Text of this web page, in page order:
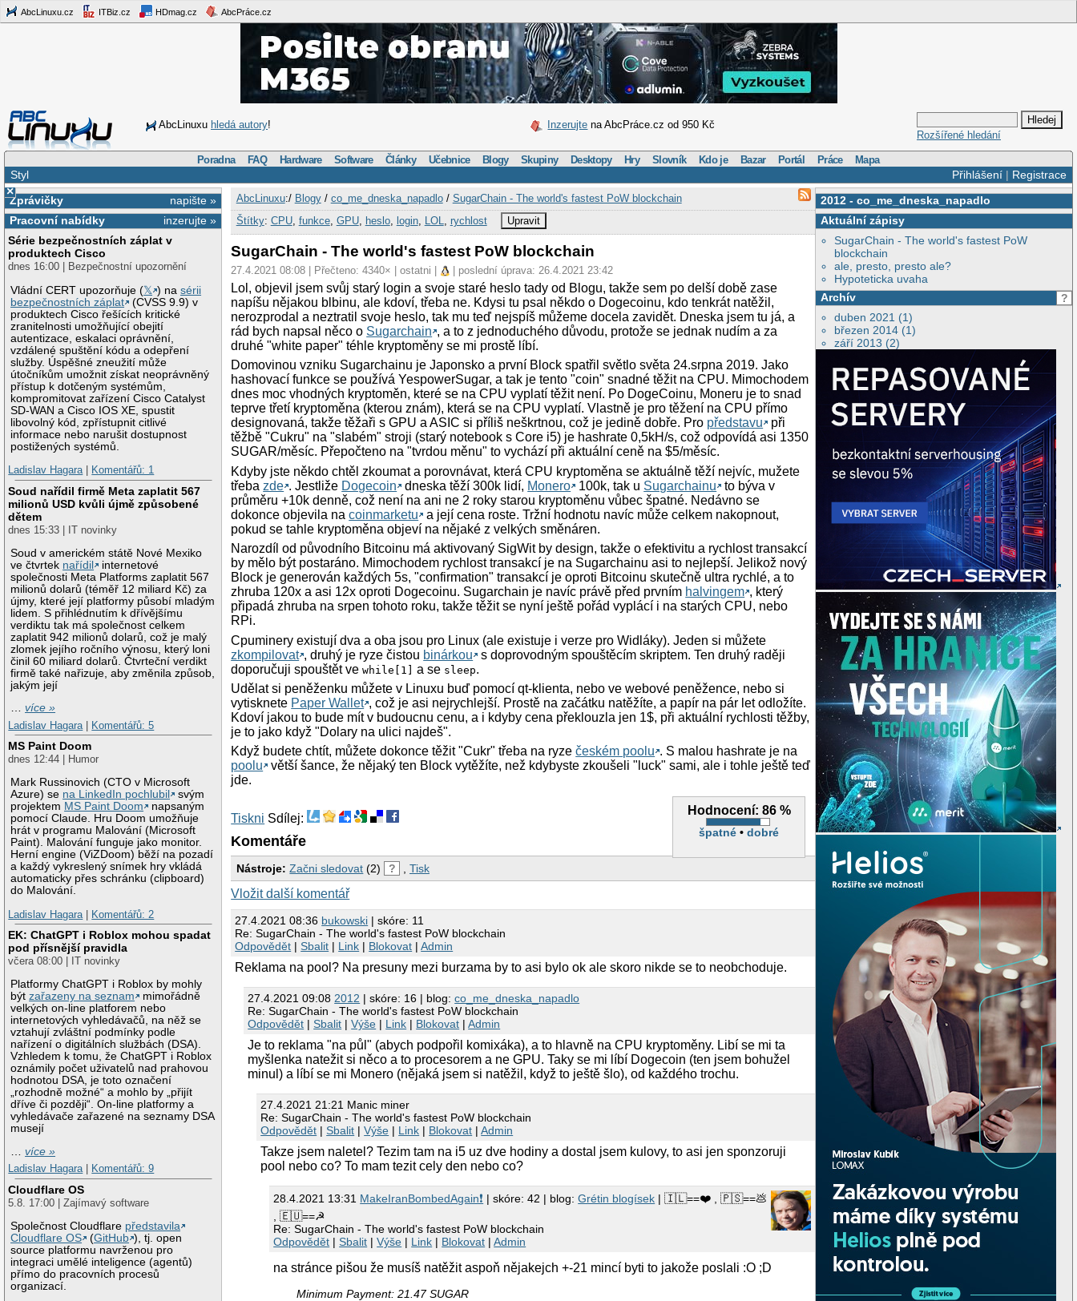
AbcLinuxu.cz ITBiz.cz HDmag.cz AbcPráce.cz
AbcLinuxu hledá autory! Inzerujte na AbcPráce.cz od 950 Kč
Rozšířené hledání
Poradna FAQ Hardware Software Články Učebnice Blogy Skupiny Desktopy Hry Slovník Kdo je Bazar Portál Práce Mapa
Přihlášení| Registrace
Styl
×
napište »
Zprávičky
inzerujte »
Pracovní nabídky
Série bezpečnostních záplat v
produktech Cisco
dnes 16:00 | Bezpečnostní upozornění
Vládní CERT upozorňuje (𝕏 ) nasérii
bezpečnostních záplat
(CVSS 9.9) v
produktech Cisco řešících kritické
zranitelnosti umožňující obejití
autentizace, eskalaci oprávnění,
vzdálené spuštění kódu a odepření
služby. Úspěšné zneužití může
útočníkům umožnit získat neoprávněný
přístup k dotčeným systémům,
kompromitovat zařízení Cisco Catalyst
SD-WAN a Cisco IOS XE, spustit
libovolný kód, zpřístupnit citlivé
informace nebo narušit dostupnost
postižených systémů.
Ladislav Hagara| Komentářů: 1
Soud nařídil firmě Meta zaplatit 567
milionů USD kvůli újmě způsobené
dětem
dnes 15:33 | IT novinky
Soud v americkém státě Nové Mexiko
ve čtvrtek nařídil
internetové
společnosti Meta Platforms zaplatit 567
milionů dolarů (téměř 12 miliard Kč) za
újmy, které její platformy působí mladým
lidem. S přihlédnutím k dřívějšímu
verdiktu tak má společnost celkem
zaplatit 942 milionů dolarů, což je malý
zlomek jejího ročního výnosu, který loni
činil 60 miliard dolarů. Čtvrteční verdikt
firmě také nařizuje, aby změnila způsob,
jakým její
…více »
Ladislav Hagara
Komentářů: 5
MS Paint Doom
dnes 12:44 | Humor
Mark Russinovich (CTO v Microsoft
Azure) se na LinkedIn pochlubil
svým
projektem MS Paint Doom
napsaným
pomocí Claude. Hru Doom umožňuje
hrát v programu Malování (Microsoft
Paint). Malování funguje jako monitor.
Herní engine (ViZDoom) běží na pozadí
a každý vykreslený snímek hry vkládá
automaticky přes schránku (clipboard)
do Malování.
Ladislav Hagara
Komentářů: 2
EK: ChatGPT i Roblox mohou spadat
pod přísnější pravidla
včera 08:00 | IT novinky
Platformy ChatGPT i Roblox by mohly
býtzařazeny na seznam
mimořádně
velkých on-line platforem nebo
internetových vyhledávačů, na něž se
vztahují zvláštní podmínky podle
nařízení o digitálních službách (DSA).
Vzhledem k tomu, že ChatGPT i Roblox
oznámily počet uživatelů nad prahovou
hodnotou DSA, je toto označení
„rozhodně možné“ a mohlo by „přijít
dříve či později“. On-line platformy a
vyhledávače zařazené na seznamy DSA
musejí
…více »
Ladislav Hagara| Komentářů: 9
Cloudflare OS
5.8. 17:00 | Zajímavý software
Společnost Cloudflare představila
Cloudflare OS
(GitHub ), tj. open
source platformu navrženou pro
integraci umělé inteligence (agentů)
přímo do pracovních procesů
organizací.
2012- co_me_dneska_napadlo
Aktuální zápisy
SugarChain - The world's fastest PoW
blockchain
ale, presto, presto ale?
Hypoteticka uvaha
?
Archív
duben 2021 (1)
březen 2014 (1)
září 2013 (2)
AbcLinuxu:/ Blogy/ co_me_dneska_napadlo/ SugarChain - The world's fastest PoW blockchain
Štítky: CPU, funkce, GPU, heslo, login, LOL rychlost Upravit
SugarChain - The world's fastest PoW blockchain
27.4.2021 08:08 | Přečteno: 4340× | ostatni | | poslední úprava: 26.4.2021 23:42
Lol, objevil jsem svůj starý login a svoje staré heslo tady od Blogu, takže sem po delší době zase
napíšu nějakou blbinu, ale kdoví, třeba ne. Kdysi tu psal někdo o Dogecoinu, kdo tenkrát natěžil,
nerozprodal a neztratil svoje heslo, tak mu teď nejspíš můžeme docela zavidět. Dneska jsem tu já, a
rád bych napsal něco o Sugarchain , a to z jednoduchého důvodu, protože se jednak nudím a za
druhé "white paper" téhle kryptoměny se mi prostě líbí.
Domovinou vzniku Sugarchainu je Japonsko a první Block spatřil světlo světa 24.srpna 2019. Jako
hashovací funkce se používá YespowerSugar, a tak je tento "coin" snadné těžit na CPU. Mimochodem
dnes moc vhodných kryptoměn, které se na CPU vyplatí těžit není. Po DogeCoinu, Moneru je to snad
teprve třetí kryptoměna (kterou znám), která se na CPU vyplatí. Vlastně je pro těžení na CPU přímo
designovaná, takže těžaři s GPU a ASIC si příliš neškrtnou, což je jedině dobře. Pro představu
při
těžbě "Cukru" na "slabém" stroji (starý notebook s Core i5) je hashrate 0,5kH/s, což odpovídá asi 1350
SUGAR/měsíc. Přepočteno na "tvrdou měnu" to vychází při aktuální ceně na $5/měsíc.
Kdyby jste někdo chtěl zkoumat a porovnávat, která CPU kryptoměna se aktuálně těží nejvíc, mužete
třebazde . Jestliže Dogecoin dneska těží 300k lidí, Monero 100k, tak u Sugarchainu
to býva v
průměru +10k denně, což není na ani ne 2 roky starou kryptoměnu vůbec špatné. Nedávno se
dokonce objevila nacoinmarketu
a její cena roste. Tržní hodnotu navíc může celkem nakopnout,
pokud se tahle kryptoměna objeví na nějaké z velkých směnáren.
Narozdíl od původního Bitcoinu má aktivovaný SigWit by design, takže o efektivitu a rychlost transakcí
by mělo být postaráno. Mimochodem rychlost transakcí je na Sugarchainu asi to nejlepší. Jelikož nový
Block je generován každých 5s, "confirmation" transakcí je oproti Bitcoinu skutečně ultra rychlé, a to
zhruba 120x a asi 12x oproti Dogecoinu. Sugarchain je navíc právě před prvním halvingem , který
připadá zhruba na srpen tohoto roku, takže těžit se nyní ještě pořád vyplácí i na starých CPU, nebo
RPi.
Cpuminery existují dva a oba jsou pro Linux (ale existuje i verze pro Widláky). Jeden si můžete
zkompilovat , druhý je ryze čistou binárkou
s doprovodným spouštěcím skriptem. Ten druhý raději
doporučuji spouštět vewhile[1] a se sleep.
Udělat si peněženku můžete v Linuxu buď pomocí qt-klienta, nebo ve webové peněžence, nebo si
vytisknete Paper Wallet , což je asi nejrychlejší. Prostě na začátku natěžíte, a papír na pár let odložíte.
Kdoví jakou to bude mít v budoucnu cenu, a i kdyby cena překlouzla jen 1$, při aktuální rychlosti těžby,
je to jako když "Dolary na ulici najdeš".
Když budete chtít, můžete dokonce těžit "Cukr" třeba na ryzečeském poolu . S malou hashrate je na
poolu
větší šance, že nějaký ten Block vytěžíte, než kdybyste zkoušeli "luck" sami, ale i tohle ještě teď
jde.
Hodnocení: 86 %
špatné •dobré
Tiskni Sdílej:
Komentáře
Nástroje: Začni sledovat (2) ? Tisk
Vložit další komentář
27.4.2021 08:36 bukowski | skóre: 11
Re: SugarChain - The world's fastest PoW blockchain
Odpovědět |Sbalit | Link | Blokovat |Admin
Reklama na pool? Na presuny mezi burzama by to asi bylo ok ale skoro nikde se to neobchoduje.
27.4.2021 09:08 2012 | skóre: 16 | blog:co_me_dneska_napadlo
Re: SugarChain - The world's fastest PoW blockchain
Odpovědět |Sbalit |Výše | Link | Blokovat |Admin
Je to reklama "na půl" (abych podpořil komixáka), a to hlavně na CPU kryptoměny. Libí se mi ta
myšlenka natežit si něco a to procesorem a ne GPU. Taky se mi líbí Dogecoin (ten jsem bohužel
minul) a líbí se mi Monero (nějaká jsem si natěžil, když to ještě šlo), od každého trochu.
27.4.2021 21:21 Manic miner
Re: SugarChain - The world's fastest PoW blockchain
Odpovědět |Sbalit |Výše | Link | Blokovat |Admin
Takze jsem naletel? Tezim tam na i5 uz dve hodiny a dostal jsem kulovy, to asi jen sponzoruji
pool nebo co? To mam tezit cely den nebo co?
28.4.2021 13:31 MakeIranBombedAgain❗ | skóre: 42 | blog:Grétin blogísek | 🇮🇱==❤️ , 🇵🇸==💩
, 🇪🇺==☭
Re: SugarChain - The world's fastest PoW blockchain
Odpovědět |Sbalit |Výše | Link | Blokovat |Admin
na stránce pišou že musíš natěžit aspoň nějakejch +-21 mincí byti to jakože poslali :O ;D
Minimum Payment: 21.47 SUGAR